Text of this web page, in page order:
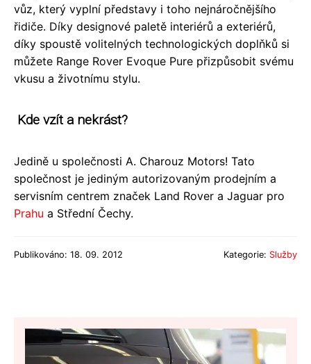
vůz, který vyplní představy i toho nejnáročnějšího
řidiče. Díky designové paletě interiérů a exteriérů,
díky spoustě volitelných technologických doplňků si
můžete Range Rover Evoque Pure přizpůsobit svému
vkusu a životnímu stylu.
Kde vzít a nekrást?
Jedině u společnosti A. Charouz Motors! Tato
společnost je jediným autorizovaným prodejním a
servisním centrem značek Land Rover a Jaguar pro
Prahu a Střední Čechy.
Publikováno: 18. 09. 2012 Kategorie: Služby